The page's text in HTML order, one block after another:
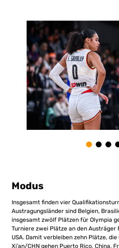
Modus
Insgesamt finden vier
Austragungsländer sind Belgien,
insgesamt zwölf Plätzen für Olympia
Turniere zwei Plätze an den
USA. Damit verbleiben zehn Plätze,
Xi’an/CHN gehen Puerto Rico, China,